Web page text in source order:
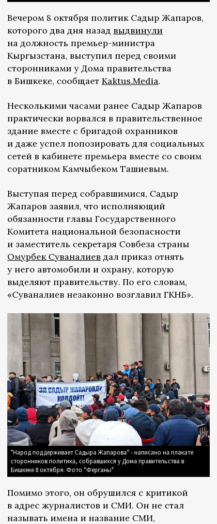
Вечером 8 октября политик Садыр Жапаров,
которого два дня назад выдвинули
на должность премьер-министра
Кыргызстана, выступил перед своими
сторонниками у Дома правительства
в Бишкеке, сообщает Kaktus.Media.
Несколькими часами ранее Садыр Жапаров
практически ворвался в правительственное
здание вместе с бригадой охранников
и даже успел попозировать для социальных
сетей в кабинете премьера вместе со своим
соратником Камчыбеком Ташиевым.
Выступая перед собравшимися, Садыр
Жапаров заявил, что исполняющий
обязанности главы Государственного
Комитета национальной безопасности
и заместитель секретаря Совбеза страны
Омурбек Суваналиев дал приказ отнять
у него автомобили и охрану, которую
выделяют правительству. По его словам,
«Суваналиев незаконно возглавил ГКНБ».
"Народ поддерживает Садыра Жапарова" - написано на плакате
сторонников политика, собравшихся у Дома правительства в
Бишкеке 8 октября. Фото "Ферганы"
Помимо этого, он обрушился с критикой
в адрес журналистов и СМИ. Он не стал
называть имена и название СМИ,